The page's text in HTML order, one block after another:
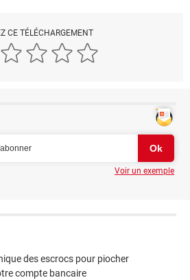
CE TÉLÉCHARGEMENT
Voir un exemple
des escrocs pour piocher
compte bancaire